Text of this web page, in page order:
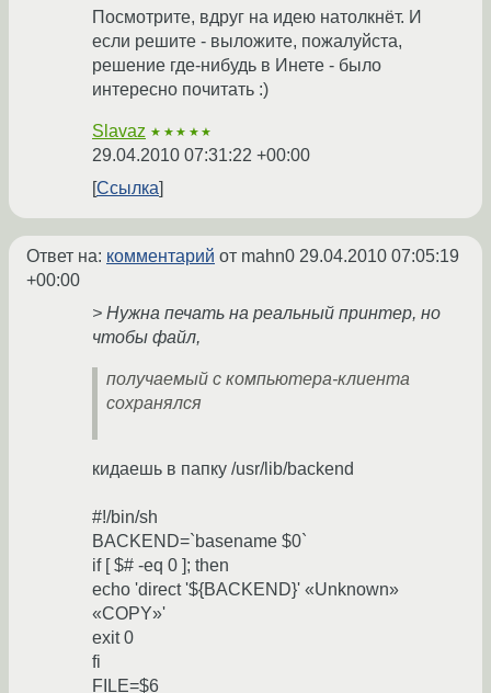
Посмотрите, вдруг на идею натолкнёт. И
если решите - выложите, пожалуйста,
решение где-нибудь в Инете - было
интересно почитать :)
Slavaz ★★★★★
29.04.2010 07:31:22 +00:00
Ссылка
Ответ на: комментарий от mahn0 29.04.2010 07:05:19
+00:00
> Нужна печать на реальный принтер, но
чтобы файл,
получаемый с компьютера-клиента
сохранялся
кидаешь в папку /usr/lib/backend
#!/bin/sh
BACKEND=`basename $0`
if [ $# -eq 0 ]; then
echo 'direct '${BACKEND}' «Unknown»
«COPY»'
exit 0
fi
FILE=$6